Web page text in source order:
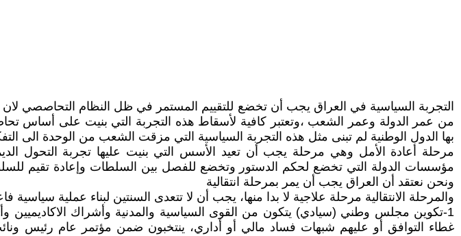
التجربة السياسية في العراق يجب أن تخضع للتقييم المستمر في ظل النظام التحاصصي
من عمر الدولة وعمر الشعب ،وتعتبر كافية لأسقاط هذه التجربة التي بنيت على
بها الدول الوطنية لم تبنى مثل هذه التجربة السياسية التي مزقت الشعب من الوحدة الى
مرحلة أعادة الأمل وهي مرحلة يجب أن تعيد الأسس التي بنيت عليها تجربة التحول
مؤسسات الدولة التي تخضع لحكم الدستور وتخضع للفصل بين السلطات وإعادة تقيم
ونحن نعتقد أن العراق يجب أن يمر بمرحلة انتقالية
والمرحلة الانتقالية مرحلة علاجية لا بدا منها، يجب أن لا تتعدى السنتين لبناء عملية سياسية
1-تكوين مجلس وطني (سيادي) يتكون من القوى السياسية والمدنية وأشراك
غطاء التوافق أو عليهم شبهات فساد مالي أو أداري، ينتخبون ضمن مؤتمر عام رئيس